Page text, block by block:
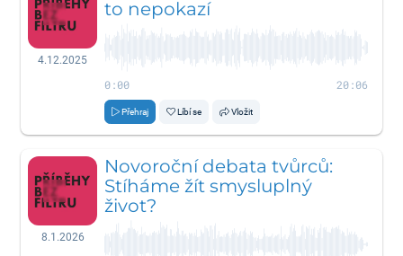
4.12.2025
to nepokazí
0:00 20:06
Přehraj Líbí se Vložit
8.1.2026
Novoroční debata tvůrců:
Stíháme žít smysluplný
život?